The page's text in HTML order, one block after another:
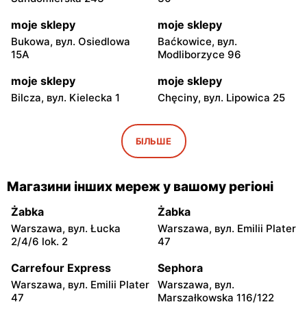
moje sklepy
Bukowa, вул. Osiedlowa
15A
moje sklepy
Baćkowice, вул.
Modliborzyce 96
moje sklepy
Bilcza, вул. Kielecka 1
moje sklepy
Chęciny, вул. Lipowica 25
Iwaniska, вул. Ujazdowska
moje sklepy
Bogoria, вул. Rynek 30
moje sklepy
Gorzyce, вул. Szkolna 44
moje sklepy
Grębów, вул. Wydrza 180
moje sklepy
Jadachy, вул. Jadachy 111
moje sklepy
Jeżowe, вул. Zalesie 77
moje sklepy
Kazimierza Wielka, вул.
Kolejowa 15
moje sklepy
Kamień, вул. Błonie 23
БІЛЬШЕ
Магазини інших мереж у вашому регіоні
Żabka
Warszawa, вул. Łucka
2/4/6 lok. 2
Żabka
Warszawa, вул. Emilii Plater
47
Carrefour Express
Warszawa, вул. Emilii Plater
47
Sephora
Warszawa, вул.
Marszałkowska 116/122